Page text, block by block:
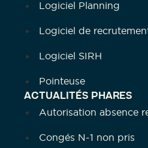
Logiciel Planning
Logiciel de
Logiciel SIRH
Pointeuse
ACTUALITÉS PHARES
Autorisation absence
Congés N-1 non pris